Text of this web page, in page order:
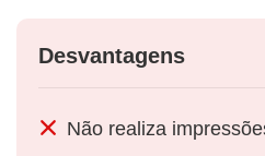
Desvantagens
Não realiza